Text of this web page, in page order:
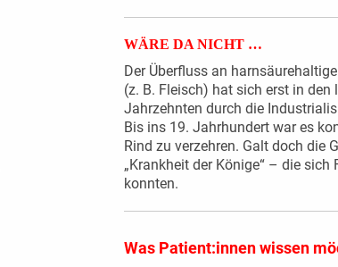
WÄRE DA NICHT …
Der Überfluss an
(z. B. Fleisch) hat sich erst in den
Jahrzehnten durch die
Bis ins 19. Jahrhundert war es
Rind zu verzehren. Galt doch die
„Krankheit der Könige“ – die sich
konnten.
Was Patient:innen wissen